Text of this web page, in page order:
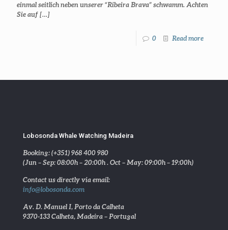
einmal seitlich neben unserer “Ribeira Brava” schwamm. Achten
Sie auf[…]
0 Read more
Lobosonda Whale Watching Madeira
Booking: (+351) 968 400 980
(Jun – Sep: 08:00h – 20:00h . Oct – May: 09:00h – 19:00h)
Contact us directly via email:
info@lobosonda.com
Av. D. Manuel I, Porto da Calheta
9370-133 Calheta, Madeira – Portugal